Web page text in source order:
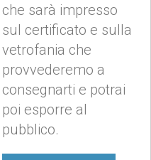
che sarà impresso
sul certificato e sulla
vetrofania che
provvederemo a
consegnarti e potrai
poi esporre al
pubblico.